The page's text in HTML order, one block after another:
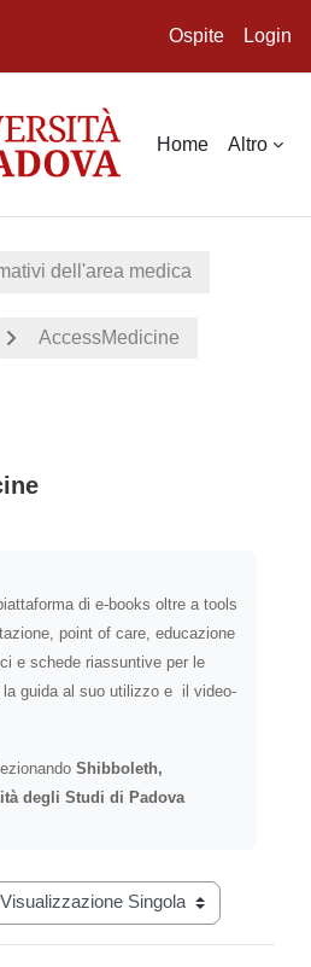
Ospite Login
Home Altro
dell'area medica
AccessMedicine
di e-books oltre a tools
point of care, educazione
e schede riassuntive per le
la guida al suo utilizzo e il video-
Shibboleth,
degli Studi di Padova
terziaria modalità